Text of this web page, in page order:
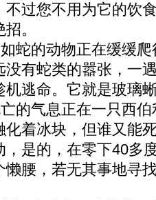
过您不用为它的饮
。
的动物正在缓缓爬
有蛇类的嚣张，一
逃命。它就是玻璃
气息正在一只西伯
化着冰块，但谁又能
是的，在零下40多
懒腰，若无其事地寻